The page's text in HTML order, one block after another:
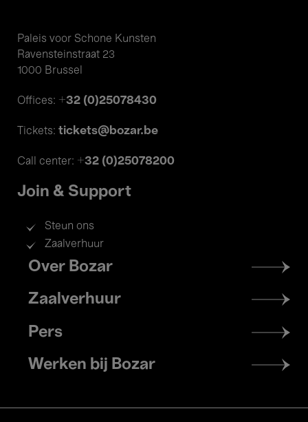
Paleis voor Schone Kunsten
Ravensteinstraat 23
1000 Brussel
Offices: +32 (0)25078430
Tickets: tickets@bozar.be
Call center: +32 (0)25078200
Join & Support
Steun ons
Zaalverhuur
Footer
menu
Over Bozar
Zaalverhuur
Pers
Werken bij Bozar